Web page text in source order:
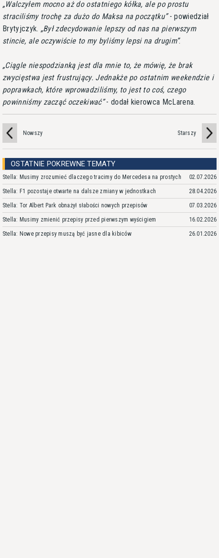
Walczyłem mocno aż do ostatniego kółka, ale po prostu
straciliśmy trochę za dużo do Maksa na początku - powiedział
Brytyjczyk.
Był zdecydowanie lepszy od nas na pierwszym
stincie, ale oczywiście to my byliśmy lepsi na drugim .
Ciągle niespodzianką jest dla mnie to, że mówię, że brak
zwycięstwa jest frustrujący. Jednakże po ostatnim weekendzie i
poprawkach, które wprowadziliśmy, to jest to coś, czego
powinniśmy zacząć oczekiwać - dodał kierowca McLarena.
Nowszy Starszy
OSTATNIE POKREWNE TEMATY
Stella: Musimy zrozumieć dlaczego tracimy do Mercedesa na prostych 02.07.2026
Stella: F1 pozostaje otwarte na dalsze zmiany w jednostkach 28.04.2026
Stella: Tor Albert Park obnażył słabości nowych przepisów 07.03.2026
Stella: Musimy zmienić przepisy przed pierwszym wyścigiem 16.02.2026
Stella: Nowe przepisy muszą być jasne dla kibiców 26.01.2026